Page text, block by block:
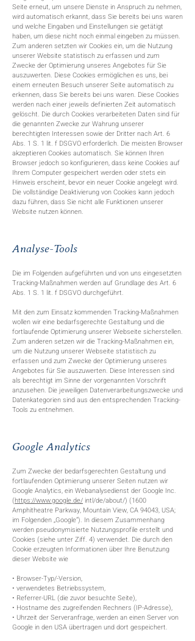
Seite erneut, um unsere Dienste in Anspruch zu nehmen,
wird automatisch erkannt, dass Sie bereits bei uns waren
und welche Eingaben und Einstellungen sie getätigt
haben, um diese nicht noch einmal eingeben zu müssen.
Zum anderen setzten wir Cookies ein, um die Nutzung
unserer Website statistisch zu erfassen und zum
Zwecke der Optimierung unseres Angebotes für Sie
auszuwerten. Diese Cookies ermöglichen es uns, bei
einem erneuten Besuch unserer Seite automatisch zu
erkennen, dass Sie bereits bei uns waren. Diese Cookies
werden nach einer jeweils definierten Zeit automatisch
gelöscht. Die durch Cookies verarbeiteten Daten sind für
die genannten Zwecke zur Wahrung unserer
berechtigten Interessen sowie der Dritter nach Art. 6
Abs. 1 S. 1 lit. f DSGVO erforderlich. Die meisten Browser
akzeptieren Cookies automatisch. Sie können Ihren
Browser jedoch so konfigurieren, dass keine Cookies auf
Ihrem Computer gespeichert werden oder stets ein
Hinweis erscheint, bevor ein neuer Cookie angelegt wird.
Die vollständige Deaktivierung von Cookies kann jedoch
dazu führen, dass Sie nicht alle Funktionen unserer
Website nutzen können.
Analyse-Tools
Die im Folgenden aufgeführten und von uns eingesetzten
Tracking-Maßnahmen werden auf Grundlage des Art. 6
Abs. 1 S. 1 lit. f DSGVO durchgeführt.
Mit den zum Einsatz kommenden Tracking-Maßnahmen
wollen wir eine bedarfsgerechte Gestaltung und die
fortlaufende Optimierung unserer Webseite sicherstellen.
Zum anderen setzen wir die Tracking-Maßnahmen ein,
um die Nutzung unserer Webseite statistisch zu
erfassen und zum Zwecke der Optimierung unseres
Angebotes für Sie auszuwerten. Diese Interessen sind
als berechtigt im Sinne der vorgenannten Vorschrift
anzusehen. Die jeweiligen Datenverarbeitungszwecke und
Datenkategorien sind aus den entsprechenden Tracking-
Tools zu entnehmen.
Google Analytics
Zum Zwecke der bedarfsgerechten Gestaltung und
fortlaufenden Optimierung unserer Seiten nutzen wir
Google Analytics, ein Webanalysedienst der Google Inc.
(https://www.google.de/ intl/de/about/) (1600
Amphitheatre Parkway, Mountain View, CA 94043, USA;
im Folgenden „Google“). In diesem Zusammenhang
werden pseudonymisierte Nutzungsprofile erstellt und
Cookies (siehe unter Ziff. 4) verwendet. Die durch den
Cookie erzeugten Informationen über Ihre Benutzung
dieser Website wie
• Browser-Typ/-Version,
• verwendetes Betriebssystem,
• Referrer-URL (die zuvor besuchte Seite),
• Hostname des zugreifenden Rechners (IP-Adresse),
• Uhrzeit der Serveranfrage, werden an einen Server von
Google in den USA übertragen und dort gespeichert.